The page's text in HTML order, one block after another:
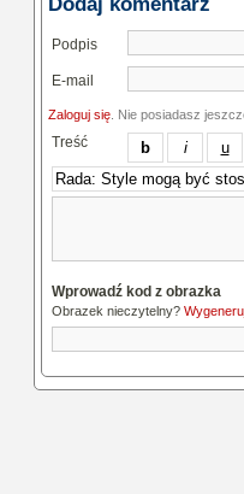
Podpis
E-mail
Zaloguj się . Nie posiadasz
Treść
Wprowadź kod z obrazka
Obrazek nieczytelny?